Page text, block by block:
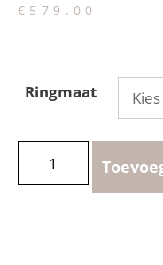
€ 579.00
Ringmaat